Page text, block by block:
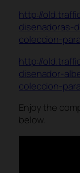
http://
disenadoras-
coleccion-
http://
disenador-
coleccion-
Enjoy the
below.